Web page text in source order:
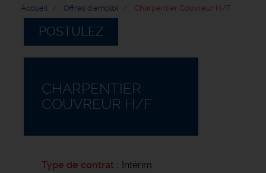
Accueil Offres d'emploi Charpentier Couvreur H/F
POSTULEZ
CHARPENTIER
COUVREUR H/F
Type de contrat
Intérim